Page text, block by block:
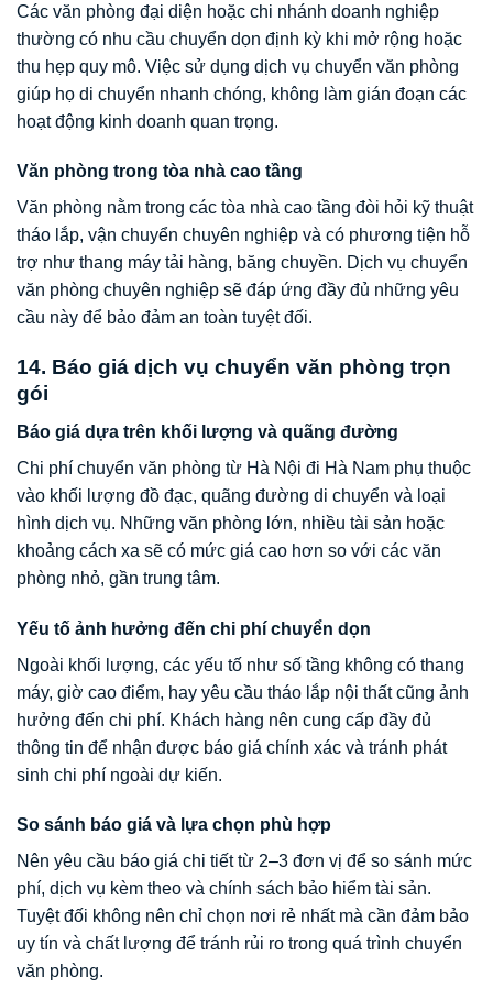
Các văn phòng đại diện hoặc chi nhánh doanh nghiệp
thường có nhu cầu chuyển dọn định kỳ khi mở rộng hoặc
thu hẹp quy mô. Việc sử dụng dịch vụ chuyển văn phòng
giúp họ di chuyển nhanh chóng, không làm gián đoạn các
hoạt động kinh doanh quan trọng.
Văn phòng trong tòa nhà cao tầng
Văn phòng nằm trong các tòa nhà cao tầng đòi hỏi kỹ thuật
tháo lắp, vận chuyển chuyên nghiệp và có phương tiện hỗ
trợ như thang máy tải hàng, băng chuyền. Dịch vụ chuyển
văn phòng chuyên nghiệp sẽ đáp ứng đầy đủ những yêu
cầu này để bảo đảm an toàn tuyệt đối.
14. Báo giá dịch vụ chuyển văn phòng trọn
gói
Báo giá dựa trên khối lượng và quãng đường
Chi phí chuyển văn phòng từ Hà Nội đi Hà Nam phụ thuộc
vào khối lượng đồ đạc, quãng đường di chuyển và loại
hình dịch vụ. Những văn phòng lớn, nhiều tài sản hoặc
khoảng cách xa sẽ có mức giá cao hơn so với các văn
phòng nhỏ, gần trung tâm.
Yếu tố ảnh hưởng đến chi phí chuyển dọn
Ngoài khối lượng, các yếu tố như số tầng không có thang
máy, giờ cao điểm, hay yêu cầu tháo lắp nội thất cũng ảnh
hưởng đến chi phí. Khách hàng nên cung cấp đầy đủ
thông tin để nhận được báo giá chính xác và tránh phát
sinh chi phí ngoài dự kiến.
So sánh báo giá và lựa chọn phù hợp
Nên yêu cầu báo giá chi tiết từ 2–3 đơn vị để so sánh mức
phí, dịch vụ kèm theo và chính sách bảo hiểm tài sản.
Tuyệt đối không nên chỉ chọn nơi rẻ nhất mà cần đảm bảo
uy tín và chất lượng để tránh rủi ro trong quá trình chuyển
văn phòng.